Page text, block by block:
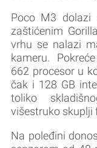
Poco M3 dolazi
zaštićenim
vrhu se nalazi
kameru.
662 procesor u
čak i 128 GB
toliko
višestruko skuplji
Na poleđini